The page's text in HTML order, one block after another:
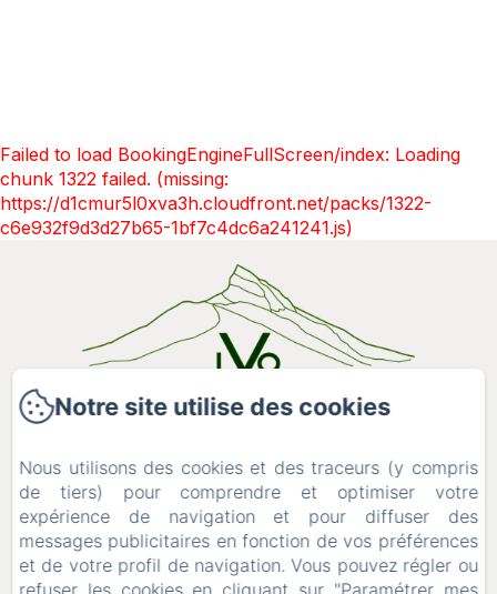
Failed to load BookingEngineFullScreen/index: Loading
chunk 1322 failed. (missing:
https://d1cmur5l0xva3h.cloudfront.net/packs/1322-
c6e932f9d3d27b65-1bf7c4dc6a241241.js)
38380 - Saint-Pierre-de-Chartreuse
+33 (0)6 19 76 15 12
Contactez nous
Accueil
Notre site utilise des cookies
Nous utilisons des cookies et des traceurs (y compris
de tiers) pour comprendre et optimiser votre
expérience de navigation et pour diffuser des
messages publicitaires en fonction de vos préférences
et de votre profil de navigation. Vous pouvez régler ou
refuser les cookies en cliquant sur "Paramétrer mes